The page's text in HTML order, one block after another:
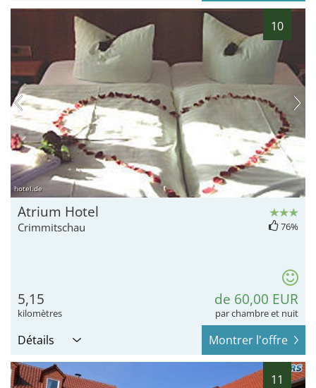
10
hotel.de
Atrium Hotel
Crimmitschau 76%
5,15
kilomètres
de 60,00 EUR
par chambre et nuit
Détails Montrer l'offre
11